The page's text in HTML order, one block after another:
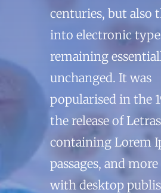
centuries, but also
into electronic
remaining
unchanged. It was
popularised in the
the release of
containing Lorem
passages, and
with desktop